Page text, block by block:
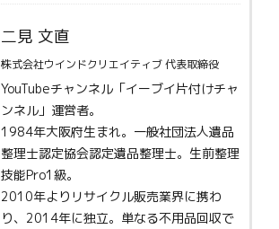
二見 文直
株式会社ウインドクリエイティブ 代表取締役
YouTubeチャンネル「イーブイ片付けチャ
ンネル」運営者。
1984年大阪府生まれ。一般社団法人遺品
整理士認定協会認定遺品整理士。生前整理
技能Pro1級。
2010年よりリサイクル販売業界に携わ
り、2014年に独立。単なる不用品回収で